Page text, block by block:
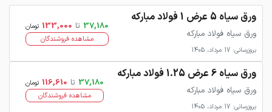
ورق سیاه 5 عرض 1 فولاد مبارکه
ورق سیاه فولاد مبارکه
بروزرسانی: 17 مرداد، 1405
37,180 تا 133,000 تومان
مشاهده فروشندگان
ورق سیاه 6 عرض 1.25 فولاد مبارکه
ورق سیاه فولاد مبارکه
بروزرسانی: 17 مرداد، 1405
37,180 تا 116,610 تومان
مشاهده فروشندگان